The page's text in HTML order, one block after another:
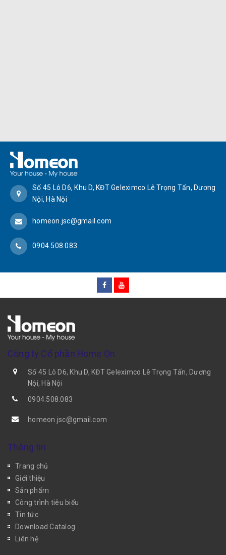
Số 45 Lô D6, Khu D, KĐT Geleximco Lê Trọng Tấn, Dương
Nội, Hà Nội
homeon.jsc@gmail.com
0904.508.083
Công ty Cổ phần Home On
Số 45 Lô D6, Khu D, KĐT Geleximco Lê Trọng Tấn, Dương
Nội, Hà Nội
0904.508.083
homeon.jsc@gmail.com
Thông tin
Trang chủ
Giới thiệu
Sản phẩm
Công trình tiêu biểu
Tin tức
Download Catalog
Liên hệ